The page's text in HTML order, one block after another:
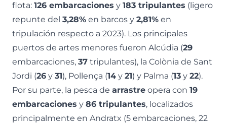
flota: 126 embarcaciones y 183 tripulantes (ligero
repunte del 3,28% en barcos y 2,81% en
tripulación respecto a 2023). Los principales
puertos de artes menores fueron Alcúdia (29
embarcaciones, 37 tripulantes), la Colònia de Sant
Jordi (26 y 31), Pollença (14 y 21) y Palma (13 y 22).
Por su parte, la pesca de arrastre opera con 19
embarcaciones y 86 tripulantes, localizados
principalmente en Andratx (5 embarcaciones, 22